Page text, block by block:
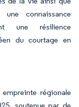
connaissance
une résilience
du courtage en
régionale